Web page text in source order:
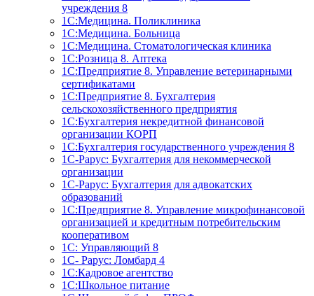
учреждения 8
1С:Медицина. Поликлиника
1С:Медицина. Больница
1С:Медицина. Стоматологическая клиника
1С:Розница 8. Аптека
1C:Предприятие 8. Управление ветеринарными
сертификатами
1С:Предприятие 8. Бухгалтерия
сельскохозяйственного предприятия
1C:Бухгалтерия некредитной финансовой
организации КОРП
1С:Бухгалтерия государственного учреждения 8
1С-Рарус: Бухгалтерия для некоммерческой
организации
1С-Рарус: Бухгалтерия для адвокатских
образований
1С:Предприятие 8. Управление микрофинансовой
организацией и кредитным потребительским
кооперативом
1С: Управляющий 8
1С- Рарус: Ломбард 4
1С:Кадровое агентство
1С:Школьное питание